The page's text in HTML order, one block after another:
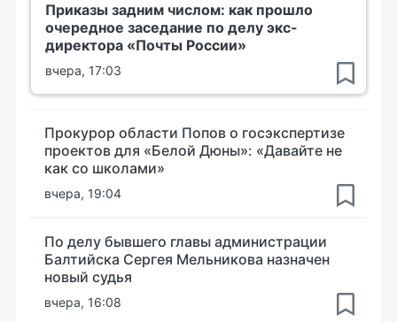
Приказы задним числом: как прошло
очередное заседание по делу экс-
директора «Почты России»
вчера, 17:03
Прокурор области Попов о госэкспертизе
проектов для «Белой Дюны»: «Давайте не
как со школами»
вчера, 19:04
По делу бывшего главы администрации
Балтийска Сергея Мельникова назначен
новый судья
вчера, 16:08